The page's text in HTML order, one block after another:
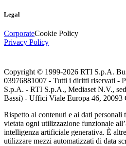
Legal
CorporateCookie Policy
Privacy Policy
Copyright © 1999-2026 RTI S.p.A.
03976881007 - Tutti i diritti riservati -
S.p.A. - RTI S.p.A., Mediaset N.V.,
Bassi) - Uffici Viale Europa 46, 20093
Rispetto ai contenuti e ai dati personali
vietata ogni utilizzazione funzionale
intelligenza artificiale generativa. È
utilizzare mezzi automatizzati di data